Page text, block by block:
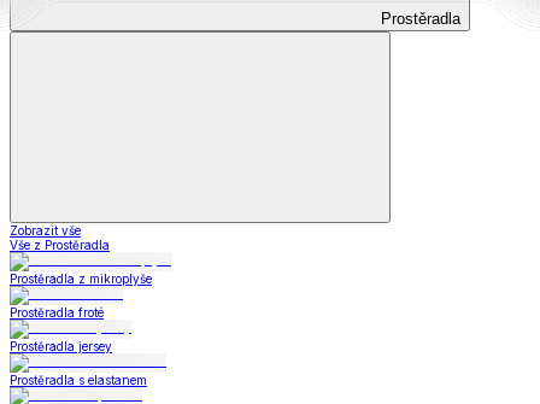
Prostěradla
Zobrazit vše
Vše z Prostěradla
Prostěradla z mikroplyše
Prostěradla froté
Prostěradla jersey
Prostěradla s elastanem